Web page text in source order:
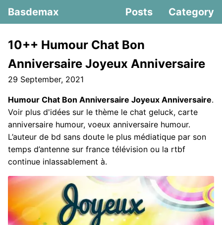
Basdemax Posts Category
10++ Humour Chat Bon
Anniversaire Joyeux Anniversaire
29 September, 2021
Humour Chat Bon Anniversaire Joyeux Anniversaire.
Voir plus d'idées sur le thème le chat geluck, carte
anniversaire humour, voeux anniversaire humour.
L’auteur de bd sans doute le plus médiatique par son
temps d’antenne sur france télévision ou la rtbf
continue inlassablement à.